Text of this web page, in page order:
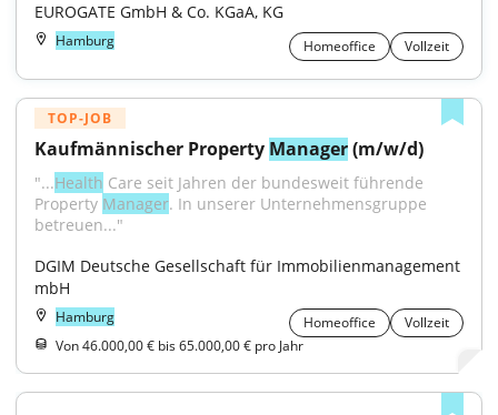
EUROGATE GmbH & Co. KGaA, KG
Hamburg Homeoffice Vollzeit
TOP-JOB
Kaufmännischer Property Manager (m/w/d)
"...Health Care seit Jahren der bundesweit führende
Property Manager. In unserer Unternehmensgruppe
betreuen..."
DGIM Deutsche Gesellschaft für Immobilienmanagement
mbH
Hamburg Homeoffice
Vollzeit
Von 46.000,00 € bis 65.000,00 € pro Jahr